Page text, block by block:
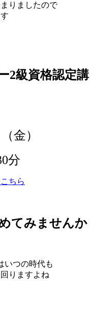
りましたので
2級資格認定講
金）
分
ちら
てみませんか
いつの時代も
りますよね